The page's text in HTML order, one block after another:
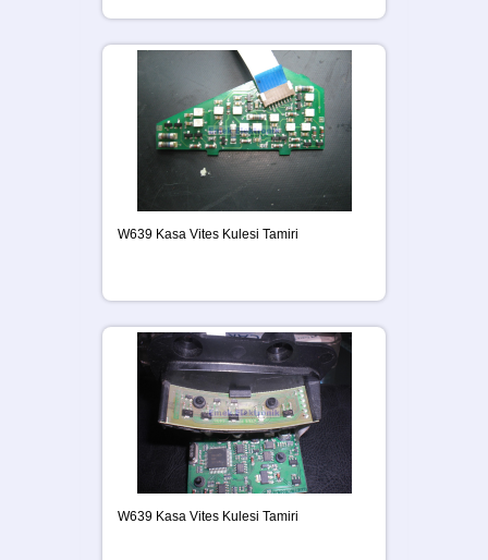
W639 Kasa Vites Kulesi Tamiri
W639 Kasa Vites Kulesi Tamiri